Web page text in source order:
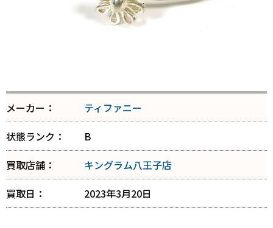
メーカー：
ティファニー
状態ランク：
B
買取店舗：
キングラム八王子店
買取日：
2023年3月20日